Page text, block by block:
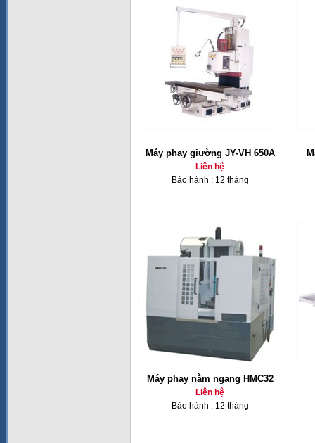
Máy phay giường JY-VH 650A
Liên hệ
Bảo hành : 12 tháng
Máy phay nằm ngang HMC32
Liên hệ
Bảo hành : 12 tháng